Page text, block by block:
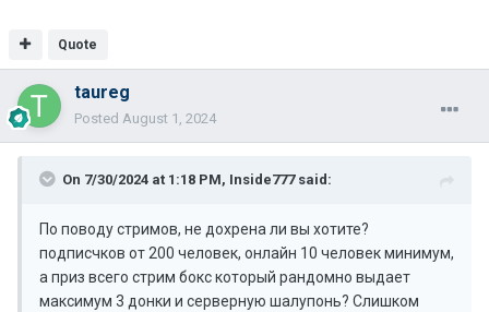
Quote
taureg
Posted August 1, 2024
On 7/30/2024 at 1:18 PM, Inside777said:
По поводу стримов, не дохрена ли вы хотите?
подписчков от 200 человек, онлайн 10 человек минимум,
а приз всего стрим бокс который рандомно выдает
максимум 3 донки и серверную шалупонь? Слишком